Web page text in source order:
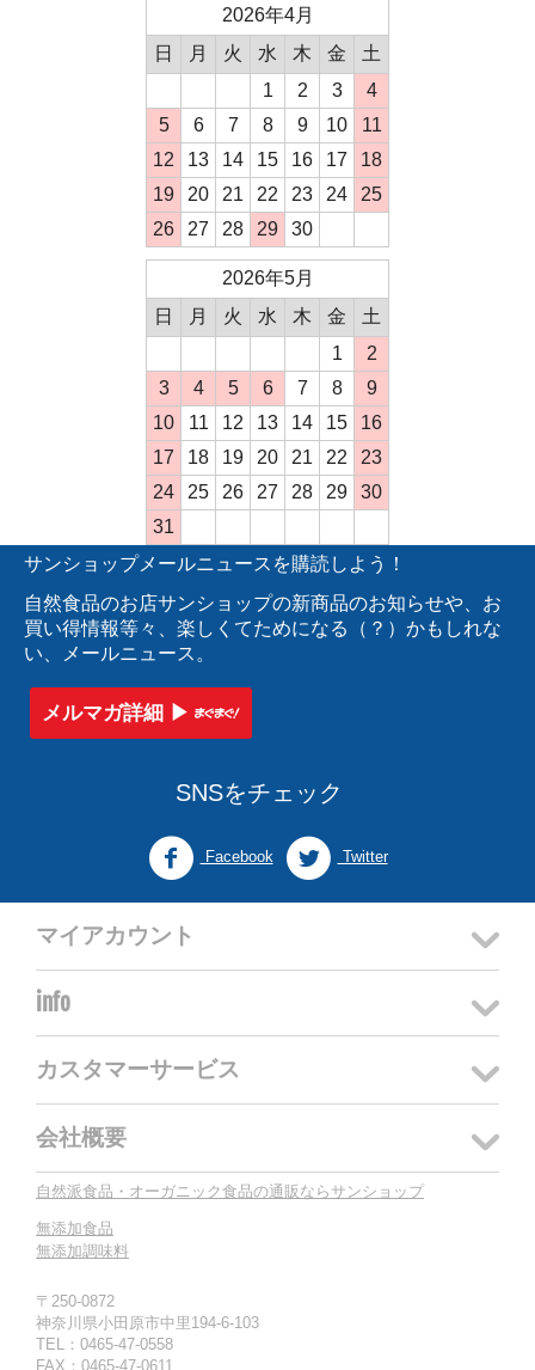
2026年4月
日
月 火 水 木 金
土
1
2 3
4
5
6 7 8 9 10
11
12
13 14 15 16 17
18
19
20 21 22 23 24
25
26
27 28 29 30
2026年5月
日
月 火 水 木 金
土
1
2
3
4 5 6 7 8
9
10
11 12 13 14 15
16
17
18 19 20 21 22
23
24
25 26 27 28 29
30
31
サンショップメールニュースを購読しよう！
自然食品のお店サンショップの新商品のお知らせや、お
買い得情報等々、楽しくてためになる（？）かもしれな
い、メールニュース。
メルマガ詳細 ▶︎
SNSをチェック
Facebook Twitter
マイアカウント
info
カスタマーサービス
会社概要
自然派食品・オーガニック食品の通販ならサンショップ
無添加食品
無添加調味料
〒250-0872
神奈川県小田原市中里194-6-103
TEL：0465-47-0558
FAX：0465-47-0611